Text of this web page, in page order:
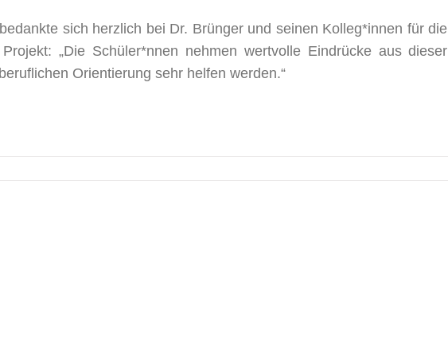
sich herzlich bei Dr. Brünger und seinen Kolleg*innen für die
„Die Schüler*nnen nehmen wertvolle Eindrücke aus dieser
Orientierung sehr helfen werden.“